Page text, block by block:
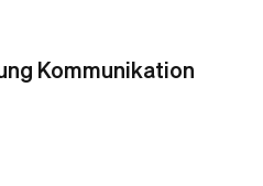
Kommunikation